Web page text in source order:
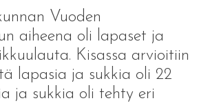
Vuoden
aiheena oli lapaset ja
Kisassa arvioitiin
lapasia ja sukkia oli 22
ja sukkia oli tehty eri